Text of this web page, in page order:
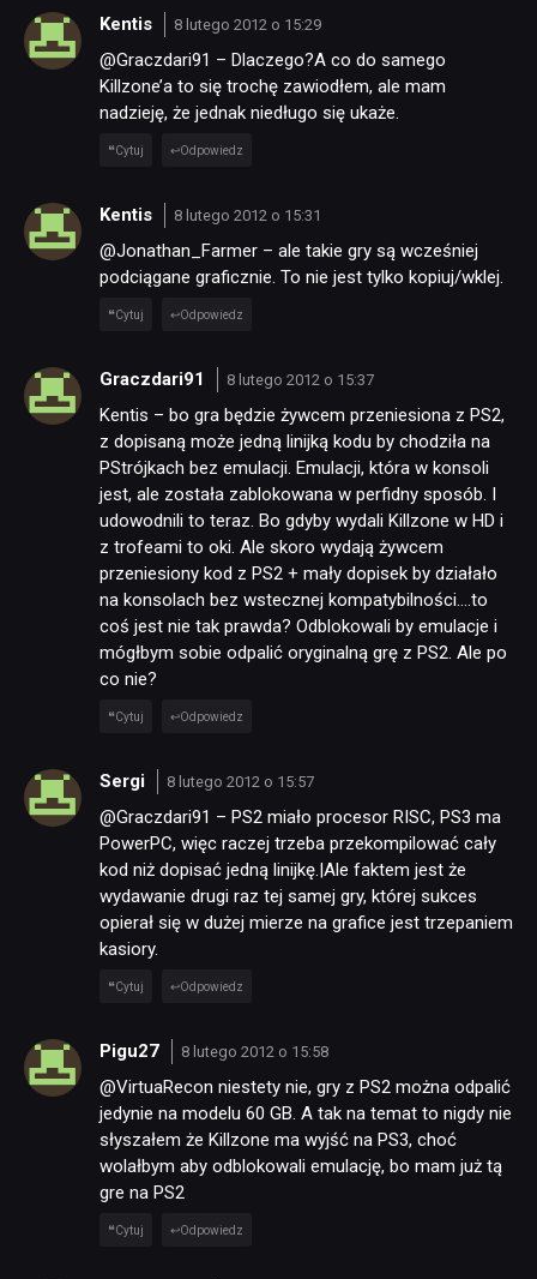
NEWSY
RECENZJE
PUBLICYSTYKA
KULTURA
TECHNOLOGIE
DYSKUSJE
JUŻ GRALIŚMY
SKLEP
Kentis 8 lutego 2012 o 15:29
@Graczdari91 – Dlaczego?A co do samego
Killzone’a to się trochę zawiodłem, ale mam
nadzieję, że jednak niedługo się ukaże.
Cytuj Odpowiedz
Kentis 8 lutego 2012 o 15:31
@Jonathan_Farmer – ale takie gry są wcześniej
podciągane graficznie. To nie jest tylko kopiuj/wklej.
Cytuj Odpowiedz
Graczdari91 8 lutego 2012 o 15:37
Kentis – bo gra będzie żywcem przeniesiona z PS2,
z dopisaną może jedną linijką kodu by chodziła na
PStrójkach bez emulacji. Emulacji, która w konsoli
jest, ale została zablokowana w perfidny sposób. I
udowodnili to teraz. Bo gdyby wydali Killzone w HD i
z trofeami to oki. Ale skoro wydają żywcem
przeniesiony kod z PS2 + mały dopisek by działało
na konsolach bez wstecznej kompatybilności….to
coś jest nie tak prawda? Odblokowali by emulacje i
mógłbym sobie odpalić oryginalną grę z PS2. Ale po
co nie?
Cytuj Odpowiedz
Sergi 8 lutego 2012 o 15:57
@Graczdari91 – PS2 miało procesor RISC, PS3 ma
PowerPC, więc raczej trzeba przekompilować cały
kod niż dopisać jedną linijkę.|Ale faktem jest że
wydawanie drugi raz tej samej gry, której sukces
opierał się w dużej mierze na grafice jest trzepaniem
kasiory.
Cytuj Odpowiedz
Pigu27 8 lutego 2012 o 15:58
@VirtuaRecon niestety nie, gry z PS2 można odpalić
jedynie na modelu 60 GB. A tak na temat to nigdy nie
słyszałem że Killzone ma wyjść na PS3, choć
wolałbym aby odblokowali emulację, bo mam już tą
gre na PS2
Cytuj Odpowiedz